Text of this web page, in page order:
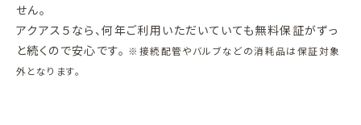
せん。
アクアス５なら、何年ご利用いただいていても無料保証がずっ
と続くので安心です。 ※接続配管やバルブなどの消耗品は保証対象
外となります。